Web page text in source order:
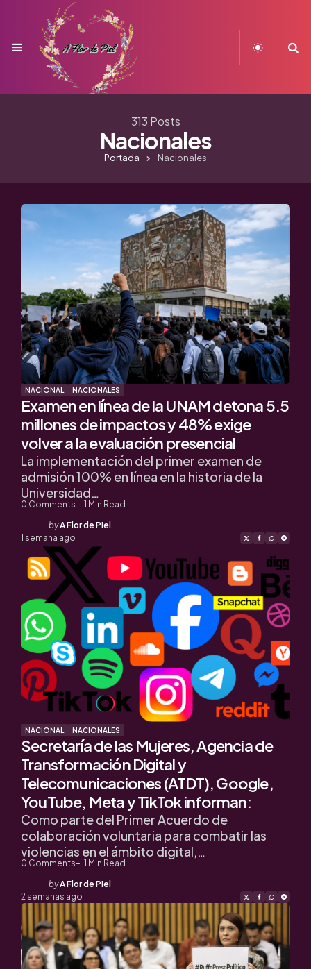
Menu
313 Posts
Nacionales
Portada Nacionales
NACIONAL NACIONALES
Examen en línea de la UNAM detona 5.5
millones de impactos y 48% exige
volver a la evaluación presencial
0 Comments 1 Min Read
La implementación del primer examen de
admisión 100% en línea en la historia de la
Universidad…
Posted
by
byA Flor de Piel
1 semana ago
NACIONAL NACIONALES
Secretaría de las Mujeres, Agencia de
Transformación Digital y
Telecomunicaciones (ATDT), Google,
YouTube, Meta y TikTok informan:
0 Comments 1 Min Read
Como parte del Primer Acuerdo de
colaboración voluntaria para combatir las
violencias en el ámbito digital,…
Posted
by
byA Flor de Piel
2 semanas ago